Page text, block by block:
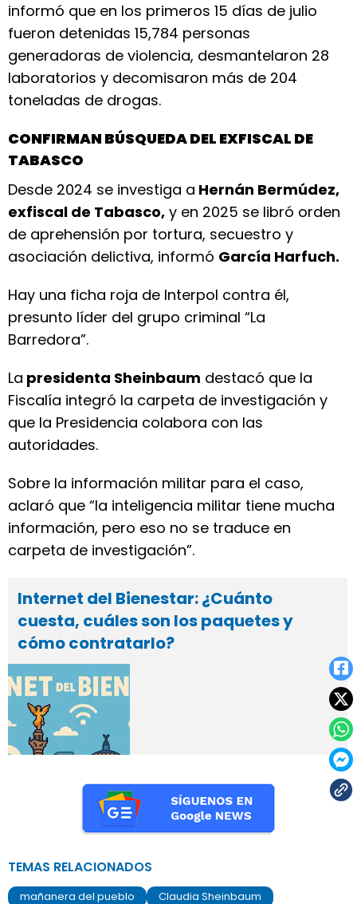
informó que en los primeros 15 días de julio
fueron detenidas 15,784 personas
generadoras de violencia, desmantelaron 28
laboratorios y decomisaron más de 204
toneladas de drogas.
CONFIRMAN BÚSQUEDA DEL EXFISCAL DE
TABASCO
Desde 2024 se investiga a Hernán Bermúdez,
exfiscal de Tabasco, y en 2025 se libró orden
de aprehensión por tortura, secuestro y
asociación delictiva, informó García Harfuch.
Hay una ficha roja de Interpol contra él,
presunto líder del grupo criminal “La
Barredora”.
La presidenta Sheinbaum destacó que la
Fiscalía integró la carpeta de investigación y
que la Presidencia colabora con las
autoridades.
Sobre la información militar para el caso,
aclaró que “la inteligencia militar tiene mucha
información, pero eso no se traduce en
carpeta de investigación”.
Internet del Bienestar: ¿Cuánto
cuesta, cuáles son los paquetes y
cómo contratarlo?
TEMAS RELACIONADOS
mañanera del pueblo
Claudia Sheinbaum